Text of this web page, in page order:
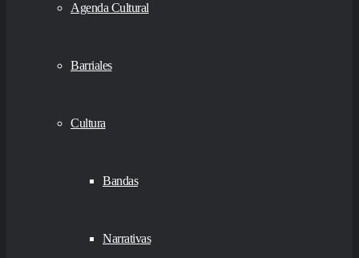
Agenda Cultural
Barriales
Cultura
Bandas
Narrativas